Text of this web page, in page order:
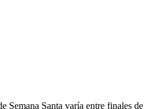
Semana Santa varía entre finales